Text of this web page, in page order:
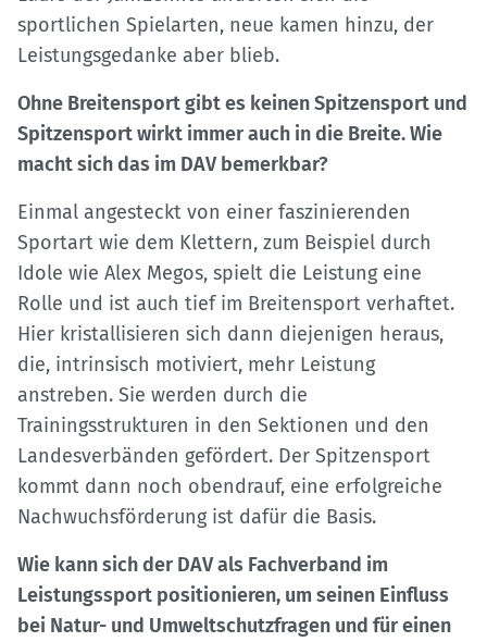
sportlichen Spielarten, neue kamen hinzu, der
Leistungsgedanke aber blieb.
Ohne Breitensport gibt es keinen Spitzensport und
Spitzensport wirkt immer auch in die Breite. Wie
macht sich das im DAV bemerkbar?
Einmal angesteckt von einer faszinierenden
Sportart wie dem Klettern, zum Beispiel durch
Idole wie Alex Megos, spielt die Leistung eine
Rolle und ist auch tief im Breitensport verhaftet.
Hier kristallisieren sich dann diejenigen heraus,
die, intrinsisch motiviert, mehr Leistung
anstreben. Sie werden durch die
Trainingsstrukturen in den Sektionen und den
Landesverbänden gefördert. Der Spitzensport
kommt dann noch obendrauf, eine erfolgreiche
Nachwuchsförderung ist dafür die Basis.
Wie kann sich der DAV als Fachverband im
Leistungssport positionieren, um seinen Einfluss
bei Natur- und Umweltschutzfragen und für einen